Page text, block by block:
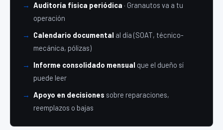
→ Auditoría física periódica · Granautos va a tu
operación
→
Calendario documental al día (SOAT, técnico-
mecánica, pólizas)
→
Informe consolidado mensual que el dueño sí
puede leer
→ Apoyo en decisiones sobre reparaciones,
reemplazos o bajas